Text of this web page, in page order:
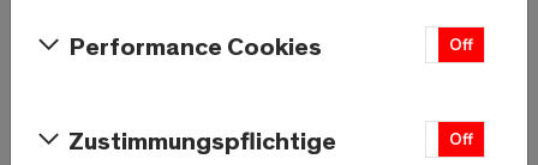
Saas-Fee/Saastal
Performance Cookies Off
Zustimmungspflichtige
Off